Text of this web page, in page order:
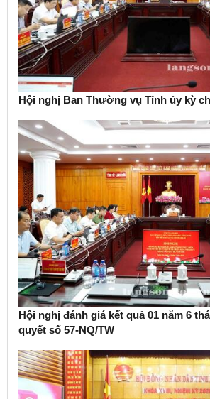
Hội nghị Ban Thường vụ Tỉnh ủy kỳ
Hội nghị đánh giá kết quả 01 năm 6
quyết số 57-NQ/TW